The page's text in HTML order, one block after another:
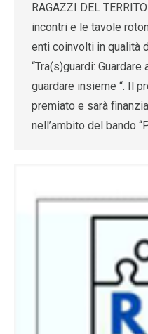
RAGAZZI DEL
incontri e le tavole
enti coinvolti in qualità
“Tra(s)guardi:
guardare insieme “. Il
premiato e sarà
nell’ambito del bando